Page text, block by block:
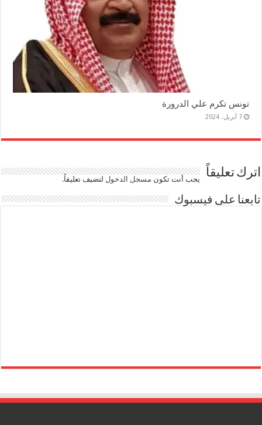
تونس تكرم علي الدرورة
7 أبريل، 2024
اترك تعليقاً يجب أنت تكون مسجل الدخوللتضيف تعليقاً.
تابعنا على فيسبوك